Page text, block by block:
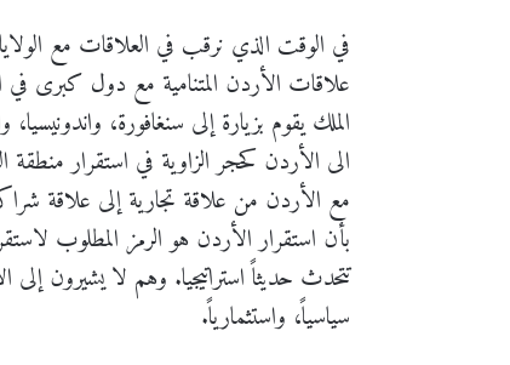
في الوقت الذي نرقب في العلاقات مع
علاقات الأردن المتنامية مع دول کبری في
الملك يقوم بزيارة إلى سنغافورة،
الى الأردن كحجر الزاوية في استقرار منطقة
مع الأردن من علاقة تجارية إلى علاقة
بأن استقرار الأردن هو الرمز المطلوب
تتحدث حديثاً استراتيجيا. وهم لا يشيرون
سياسياً، واستثمارياً.